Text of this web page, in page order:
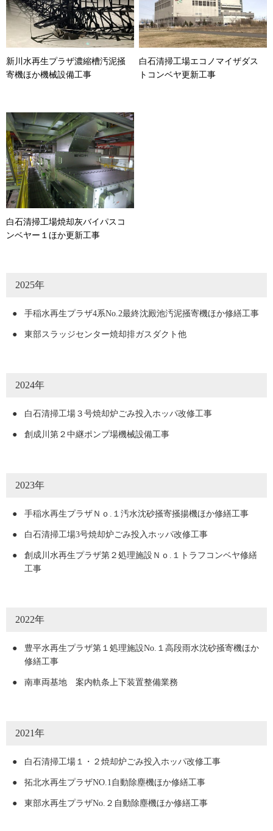
新川水再生プラザ濃縮槽汚泥掻
寄機ほか機械設備工事
白石清掃工場エコノマイザダス
トコンベヤ更新工事
白石清掃工場焼却灰バイパスコ
ンベヤー１ほか更新工事
2025年
● 手稲水再生プラザ4系No.2最終沈殿池汚泥掻寄機ほか修繕工事
● 東部スラッジセンター焼却排ガスダクト他
2024年
● 白石清掃工場３号焼却炉ごみ投入ホッパ改修工事
● 創成川第２中継ポンプ場機械設備工事
2023年
● 手稲水再生プラザＮｏ.１汚水沈砂掻寄掻揚機ほか修繕工事
● 白石清掃工場3号焼却炉ごみ投入ホッパ改修工事
●
創成川水再生プラザ第２処理施設Ｎｏ.１トラフコンベヤ修繕
工事
2022年
●
豊平水再生プラザ第１処理施設No.１高段雨水沈砂掻寄機ほか
修繕工事
● 南車両基地 案内軌条上下装置整備業務
2021年
● 白石清掃工場１・２焼却炉ごみ投入ホッパ改修工事
● 拓北水再生プラザNO.1自動除塵機ほか修繕工事
● 東部水再生プラザNo.２自動除塵機ほか修繕工事